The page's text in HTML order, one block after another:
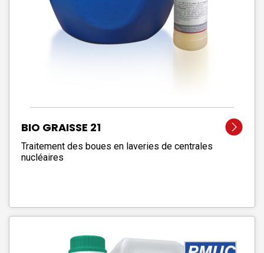
BIO GRAISSE 21
Traitement des boues en laveries de centrales
nucléaires